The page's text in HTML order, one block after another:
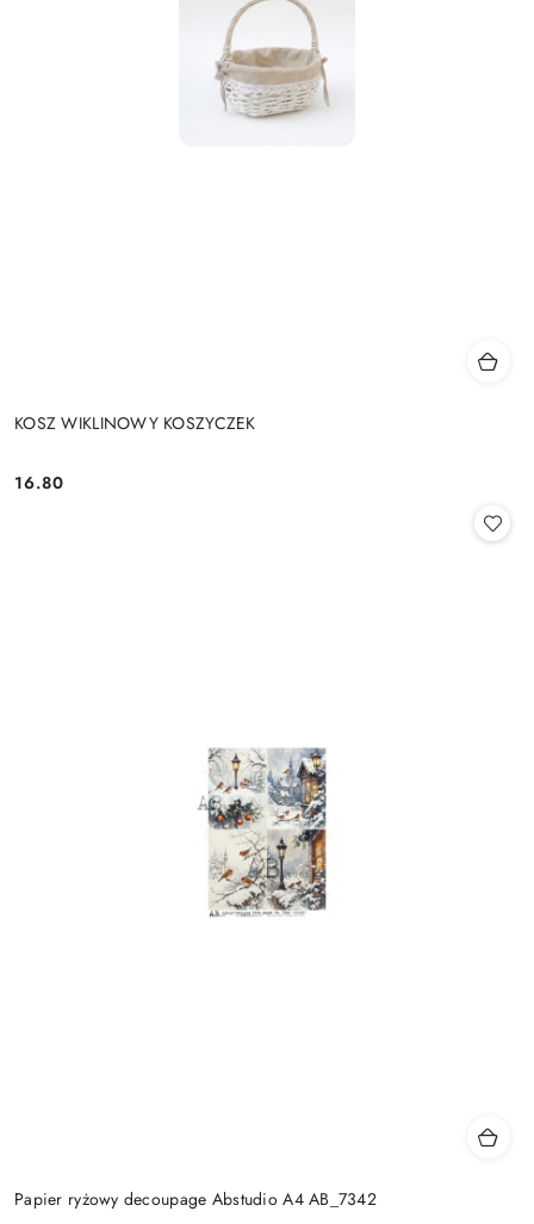
KOSZ WIKLINOWY KOSZYCZEK
Cena:
16.80
Papier ryżowy decoupage Abstudio A4 AB_7342